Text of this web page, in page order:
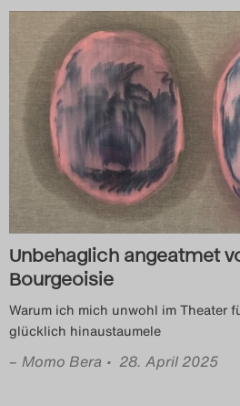
Unbehaglich angeatmet
Bourgeoisie
Warum ich mich unwohl im Theater
glücklich hinaustaumele
– Momo Bera • 28. April 2025